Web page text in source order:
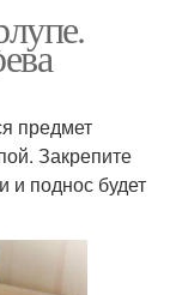
предмет
Закрепите
и поднос будет